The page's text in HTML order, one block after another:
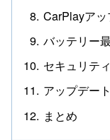
CarPlayアッ
バッテリー
セキュリテ
アップデー
まとめ